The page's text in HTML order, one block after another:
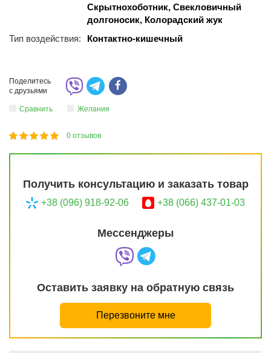
Скрытнохоботник, Свекловичный
долгоносик, Колорадский жук
Тип воздействия:
Контактно-кишечный
Поделитесь
с друзьями
Сравнить Желания
100
1
2
3
4
5 0 отзывов
Получить консультацию и заказать товар
+38 (096) 918-92-06 +38 (066) 437-01-03
Мессенджеры
Оставить заявку на обратную связь
Перезвоните мне